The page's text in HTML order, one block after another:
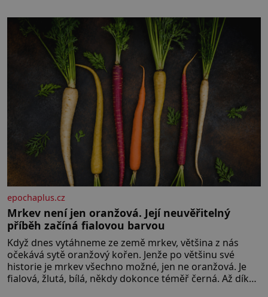
epochaplus.cz
Mrkev není jen oranžová. Její neuvěřitelný
příběh začíná fialovou barvou
Když dnes vytáhneme ze země mrkev, většina z nás
očekává sytě oranžový kořen. Jenže po většinu své
historie je mrkev všechno možné, jen ne oranžová. Je
fialová, žlutá, bílá, někdy dokonce téměř černá. Až díky